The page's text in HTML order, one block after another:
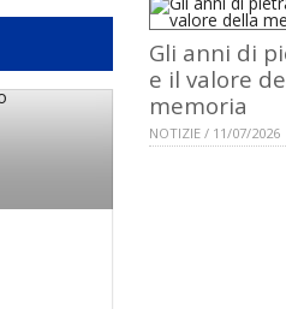
Gli anni di
e il valore
memoria
NOTIZIE / 11/07/2026